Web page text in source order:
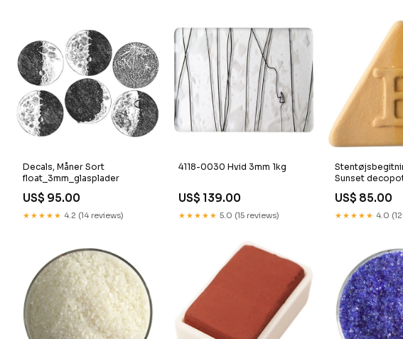
Decals, Måner Sort
float_3mm_glasplader
US$ 95.00
★★★★★ 4.2 (14 reviews)
4118-0030 Hvid 3mm 1kg
US$ 139.00
★★★★★ 5.0 (15 reviews)
Sunset
US$ 85.00
★★★★★ 4.0